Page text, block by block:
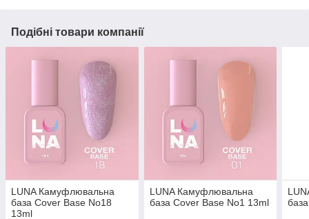
Подібні товари компанії
LUNA Камуфлювальна
база Cover Base No18
13ml
LUNA Камуфлювальна
база Cover Base No1 13ml